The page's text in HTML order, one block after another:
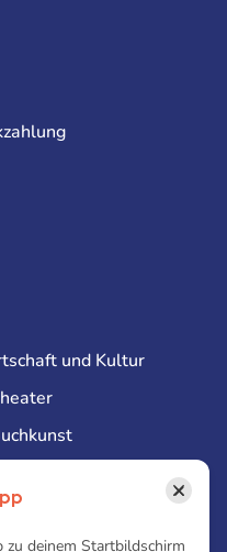
und Kultur
am Standort
×
zu deinem Startbildschirm